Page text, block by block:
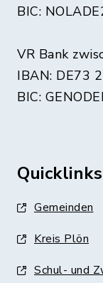
BIC:
VR Bank
IBAN: DE73
BIC:
Quicklinks
Gemeinden
Kreis Plön
Schul- und